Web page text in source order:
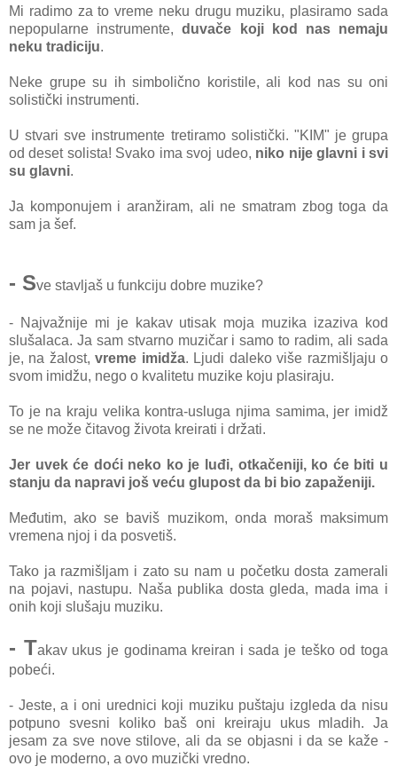
Mi radimo za to vreme neku drugu muziku, plasiramo sada
nepopularne instrumente,duvače koji kod nas nemaju
neku tradiciju.
Neke grupe su ih simbolično koristile, ali kod nas su oni
solistički instrumenti.
U stvari sve instrumente tretiramo solistički. "KIM" je grupa
od deset solista! Svako ima svoj udeo, niko nije glavni i svi
su glavni.
Ja komponujem i aranžiram, ali ne smatram zbog toga da
sam ja šef.
- Sve stavljaš u funkciju dobre muzike?
- Najvažnije mi je kakav utisak moja muzika izaziva kod
slušalaca. Ja sam stvarno muzičar i samo to radim, ali sada
je, na žalost,vreme imidža. Ljudi daleko više razmišljaju o
svom imidžu, nego o kvalitetu muzike koju plasiraju.
To je na kraju velika kontra-usluga njima samima, jer imidž
se ne može čitavog života kreirati i držati.
Jer uvek će doći neko ko je luđi, otkačeniji, ko će biti u
stanju da napravi još veću glupost da bi bio zapaženiji.
Međutim, ako se baviš muzikom, onda moraš maksimum
vremena njoj i da posvetiš.
Tako ja razmišljam i zato su nam u početku dosta zamerali
na pojavi, nastupu. Naša publika dosta gleda, mada ima i
onih koji slušaju muziku.
- Takav ukus je godinama kreiran i sada je teško od toga
pobeći.
- Jeste, a i oni urednici koji muziku puštaju izgleda da nisu
potpuno svesni koliko baš oni kreiraju ukus mladih. Ja
jesam za sve nove stilove, ali da se objasni i da se kaže -
ovo je moderno, a ovo muzički vredno.